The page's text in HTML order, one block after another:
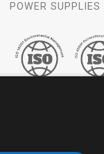
POWER SUPPLIES